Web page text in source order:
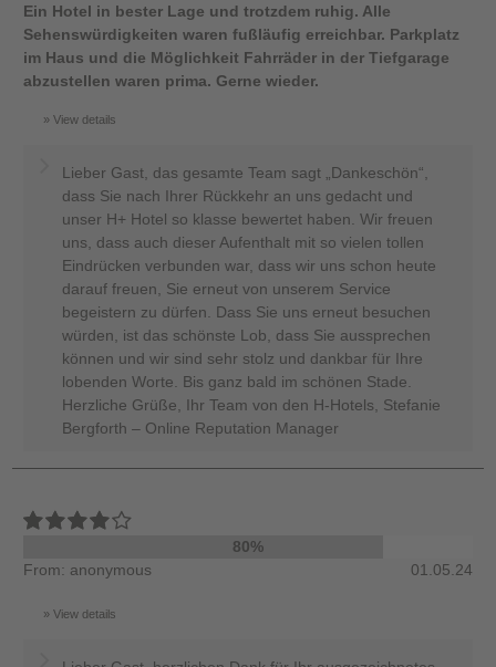
Ein Hotel in bester Lage und trotzdem ruhig. Alle
Sehenswürdigkeiten waren fußläufig erreichbar. Parkplatz
im Haus und die Möglichkeit Fahrräder in der Tiefgarage
abzustellen waren prima. Gerne wieder.
View details
Lieber Gast, das gesamte Team sagt „Dankeschön“,
dass Sie nach Ihrer Rückkehr an uns gedacht und
unser H+ Hotel so klasse bewertet haben. Wir freuen
uns, dass auch dieser Aufenthalt mit so vielen tollen
Eindrücken verbunden war, dass wir uns schon heute
darauf freuen, Sie erneut von unserem Service
begeistern zu dürfen. Dass Sie uns erneut besuchen
würden, ist das schönste Lob, dass Sie aussprechen
können und wir sind sehr stolz und dankbar für Ihre
lobenden Worte. Bis ganz bald im schönen Stade.
Herzliche Grüße, Ihr Team von den H-Hotels, Stefanie
Bergforth – Online Reputation Manager
80%
From: anonymous
01.05.24
View details